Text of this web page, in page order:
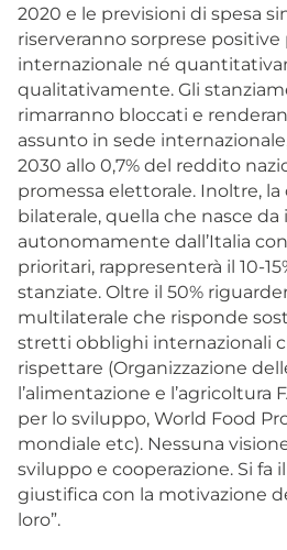
2020 e le previsioni di spesa
riserveranno sorprese positive
internazionale né
qualitativamente. Gli
rimarranno bloccati e
assunto in sede
2030 allo 0,7% del reddito
promessa elettorale. Inoltre, la
bilaterale, quella che nasce
autonomamente dall’Italia
prioritari, rappresenterà il 10-
stanziate. Oltre il 50%
multilaterale che risponde
stretti obblighi internazionali
rispettare (Organizzazione
l’alimentazione e l’agricoltura
per lo sviluppo, World Food
mondiale etc). Nessuna
sviluppo e cooperazione. Si fa
giustifica con la motivazione
loro”.